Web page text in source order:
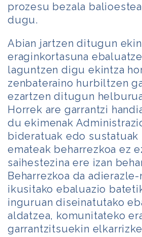
prozesu bezala
dugu.
Abian jartzen ditugun
eraginkortasuna
laguntzen digu ekintza
zenbateraino hurbiltzen
ezartzen ditugun
Horrek are garrantzi
du ekimenak
bideratuak edo sustatuak
emateak beharrezkoa ez
saihestezina ere izan
Beharrezkoa da
ikusitako ebaluazio
inguruan diseinatutako
aldatzea, komunitateko
garrantzitsuekin